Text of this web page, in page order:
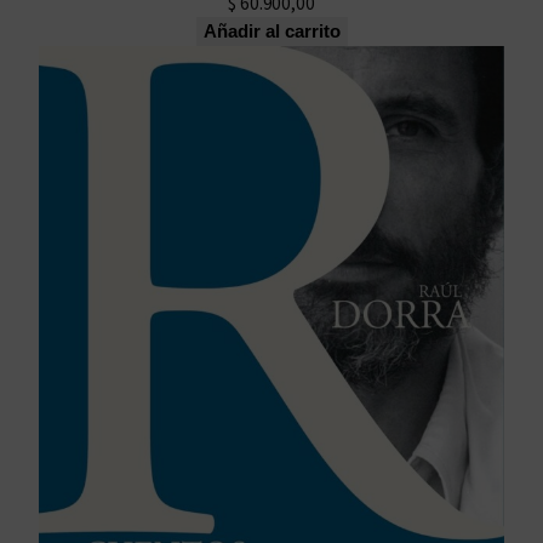
Añadir al carrito